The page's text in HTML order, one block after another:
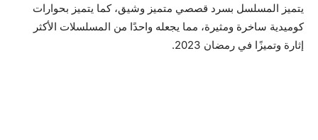
يتميز المسلسل بسرد قصصي متميز وشيق، كما يتميز بحوارات
كوميدية ساخرة ومثيرة، مما يجعله واحدًا من المسلسلات الأكثر
إثارة وتميزًا في رمضان 2023.